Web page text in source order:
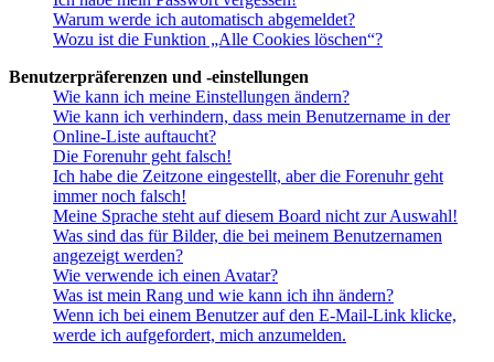
Warum werde ich automatisch abgemeldet?
Wozu ist die Funktion „Alle Cookies löschen“?
Benutzerpräferenzen und -einstellungen
Wie kann ich meine Einstellungen ändern?
Wie kann ich verhindern, dass mein Benutzername in der
Online-Liste auftaucht?
Die Forenuhr geht falsch!
Ich habe die Zeitzone eingestellt, aber die Forenuhr geht
immer noch falsch!
Meine Sprache steht auf diesem Board nicht zur Auswahl!
Was sind das für Bilder, die bei meinem Benutzernamen
angezeigt werden?
Wie verwende ich einen Avatar?
Was ist mein Rang und wie kann ich ihn ändern?
Wenn ich bei einem Benutzer auf den E-Mail-Link klicke,
werde ich aufgefordert, mich anzumelden.